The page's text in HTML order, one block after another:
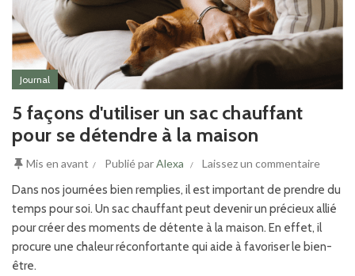
Journal
5 façons d'utiliser un sac chauffant
pour se détendre à la maison
Mis en avant Publié parAlexa Laissez un commentaire
Dans nos journées bien remplies, il est important de prendre du
temps pour soi. Un sac chauffant peut devenir un précieux allié
pour créer des moments de détente à la maison. En effet, il
procure une chaleur réconfortante qui aide à favoriser le bien-
être.